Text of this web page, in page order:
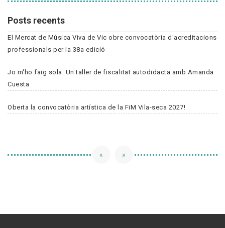
Posts recents
El Mercat de Música Viva de Vic obre convocatòria d'acreditacions
professionals per la 38a edició
Jo m'ho faig sola. Un taller de fiscalitat autodidacta amb Amanda
Cuesta
Oberta la convocatòria artística de la FiM Vila-seca 2027!
« »